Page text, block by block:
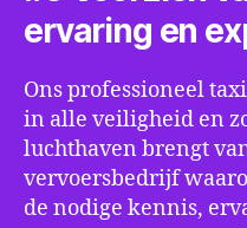
ervaring en
Ons professioneel
in alle veiligheid en
luchthaven brengt
vervoersbedrijf
de nodige kennis,